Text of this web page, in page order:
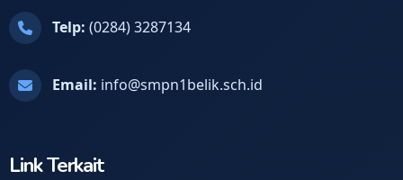
Telp: (0284) 3287134
Email: info@smpn1belik.sch.id
Link Terkait